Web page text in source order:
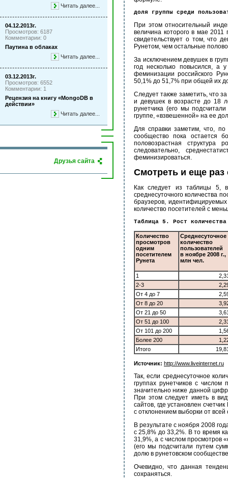
Читать далее...
04.12.2013г.
Просмотров: 6187
Комментарии: 0
Паутина в облаках
Читать далее...
03.12.2013г.
Просмотров: 6552
Комментарии: 1
Рецензия на книгу «MongoDB в
действии»
Читать далее...
Друзья сайта
доля группы среди
При этом относительный
величина которого в мае 2011
свидетельствует о том, что
Рунетом, чем остальные
За исключением девушек в
год несколько повысился, а
феминизации российского
50,1% до 51,7% при общей их
Следует также заметить, что
и девушек в возрасте до 18
рунетчика (его мы
группе, «взвешенной» на ее
Для справки заметим, что, по
сообщество пока остается
половозрастная структура
следовательно,
феминизироваться.
Смотреть и еще раз
Как следует из таблицы 5,
среднесуточного количества
браузеров,
количество посетителей с
Таблица 5. Рост
Количество
просмотров
одним
посетителем
Рунета
Среднесуточное
количество
пользователей
в ноябре 2008 г.,
млн чел.
1
2-3
От 4 до 7
От 8 до 20
От 21 до 50
От 51 до 100
От 101 до 200
Более 200
Итого
Источник: http://www.liveinternet.ru
Так, если среднесуточное
группах рунетчиков с числом
значительно ниже данной
При этом следует иметь в
сайтов, где установлен
с отклонением выборки от всей
В результате с ноября 2008
с 25,8% до 33,2%. В то время
31,9%, а с числом просмотров
(его мы подсчитали путем
долю в рунетовском
Очевидно, что данная
сохраняться.